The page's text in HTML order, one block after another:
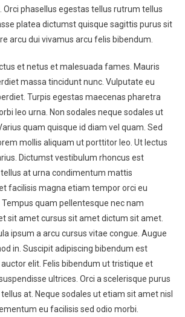
Orci phasellus egestas tellus rutrum tellus
platea dictumst quisque sagittis purus sit
arcu dui vivamus arcu felis bibendum.
et netus et malesuada fames. Mauris
massa tincidunt nunc. Vulputate eu
Turpis egestas maecenas pharetra
leo urna. Non sodales neque sodales ut
quam quisque id diam vel quam. Sed
mollis aliquam ut porttitor leo. Ut lectus
Dictumst vestibulum rhoncus est
at urna condimentum mattis
facilisis magna etiam tempor orci eu
quam pellentesque nec nam
sit amet cursus sit amet dictum sit amet.
ipsum a arcu cursus vitae congue. Augue
in. Suscipit adipiscing bibendum est
elit. Felis bibendum ut tristique et
ultrices. Orci a scelerisque purus
at. Neque sodales ut etiam sit amet nisl
eu facilisis sed odio morbi.